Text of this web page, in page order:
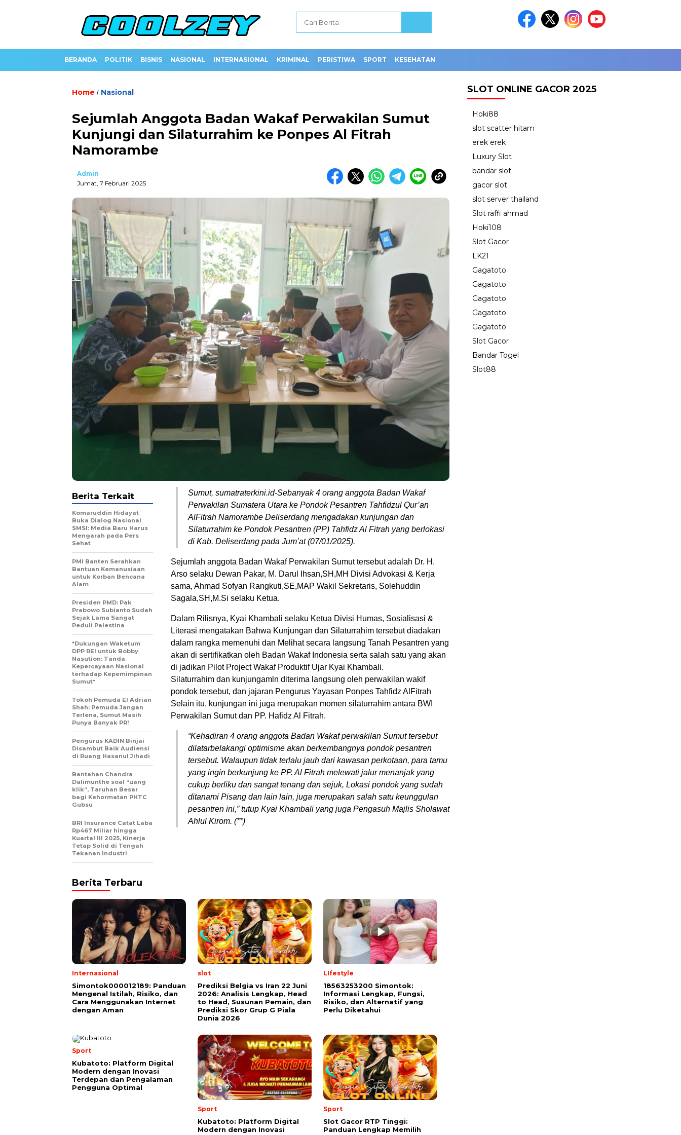
BERANDA POLITIK BISNIS NASIONAL INTERNASIONAL KRIMINAL PERISTIWA SPORT KESEHATAN
Home / Nasional
Sejumlah Anggota Badan Wakaf Perwakilan Sumut
Kunjungi dan Silaturrahim ke Ponpes Al Fitrah
Namorambe
Admin
Jumat, 7 Februari 2025
Sumut, sumatraterkini.id-Sebanyak 4 orang anggota Badan Wakaf
Perwakilan Sumatera Utara ke Pondok Pesantren Tahfidzul Qur’an
AlFitrah Namorambe Deliserdang mengadakan kunjungan dan
Silaturrahim ke Pondok Pesantren (PP) Tahfidz Al Fitrah yang berlokasi
di Kab. Deliserdang pada Jum’at (07/01/2025).
Sejumlah anggota Badan Wakaf Perwakilan Sumut tersebut adalah Dr. H.
Arso selaku Dewan Pakar, M. Darul Ihsan,SH,MH Divisi Advokasi & Kerja
sama, Ahmad Sofyan Rangkuti,SE,MAP Wakil Sekretaris, Solehuddin
Sagala,SH,M.Si selaku Ketua.
Dalam Rilisnya, Kyai Khambali selaku Ketua Divisi Humas, Sosialisasi &
Literasi mengatakan Bahwa Kunjungan dan Silaturrahim tersebut diadakan
dalam rangka memenuhi dan Melihat secara langsung Tanah Pesantren yang
akan di sertifikatkan oleh Badan Wakaf Indonesia serta salah satu yang akan
di jadikan Pilot Project Wakaf Produktif Ujar Kyai Khambali.
Silaturrahim dan kunjungamln diterima langsung oleh perwakilan wakif
pondok tersebut, dan jajaran Pengurus Yayasan Ponpes Tahfidz AlFitrah
Selain itu, kunjungan ini juga merupakan momen silaturrahim antara BWI
Perwakilan Sumut dan PP. Hafidz Al Fitrah.
“Kehadiran 4 orang anggota Badan Wakaf perwakilan Sumut tersebut
dilatarbelakangi optimisme akan berkembangnya pondok pesantren
tersebut. Walaupun tidak terlalu jauh dari kawasan perkotaan, para tamu
yang ingin berkunjung ke PP. Al Fitrah melewati jalur menanjak yang
cukup berliku dan sangat tenang dan sejuk, Lokasi pondok yang sudah
ditanami Pisang dan lain lain, juga merupakan salah satu keunggulan
pesantren ini,” tutup Kyai Khambali yang juga Pengasuh Majlis Sholawat
Ahlul Kirom. (**)
Berita Terkait
Komaruddin Hidayat
Buka Dialog Nasional
SMSI: Media Baru Harus
Mengarah pada Pers
Sehat
PMI Banten Serahkan
Bantuan Kemanusiaan
untuk Korban Bencana
Alam
Presiden PMD: Pak
Prabowo Subianto Sudah
Sejak Lama Sangat
Peduli Palestina
*Dukungan Waketum
DPP REI untuk Bobby
Nasution: Tanda
Kepercayaan Nasional
terhadap Kepemimpinan
Sumut*
Tokoh Pemuda El Adrian
Shah: Pemuda Jangan
Terlena, Sumut Masih
Punya Banyak PR!
Pengurus KADIN Binjai
Disambut Baik Audiensi
di Ruang Hasanul Jihadi
Bantahan Chandra
Dalimunthe soal “uang
klik”, Taruhan Besar
bagi Kehormatan PHTC
Gubsu
BRI Insurance Catat Laba
Rp467 Miliar hingga
Kuartal III 2025, Kinerja
Tetap Solid di Tengah
Tekanan Industri
Berita Terbaru
Internasional
Simontok000012189: Panduan
Mengenal Istilah, Risiko, dan
Cara Menggunakan Internet
dengan Aman
slot
Prediksi Belgia vs Iran 22 Juni
2026: Analisis Lengkap, Head
to Head, Susunan Pemain, dan
Prediksi Skor Grup G Piala
Dunia 2026
LIfestyle
18563253200 Simontok:
Informasi Lengkap, Fungsi,
Risiko, dan Alternatif yang
Perlu Diketahui
Sport
Kubatoto: Platform Digital
Modern dengan Inovasi
Terdepan dan Pengalaman
Pengguna Optimal
Sport
Kubatoto: Platform Digital
Modern dengan Inovasi
Sport
Slot Gacor RTP Tinggi:
Panduan Lengkap Memilih
SLOT ONLINE GACOR 2025
Hoki88
slot scatter hitam
erek erek
Luxury Slot
bandar slot
gacor slot
slot server thailand
Slot raffi ahmad
Hoki108
Slot Gacor
LK21
Gagatoto
Gagatoto
Gagatoto
Gagatoto
Gagatoto
Slot Gacor
Bandar Togel
Slot88